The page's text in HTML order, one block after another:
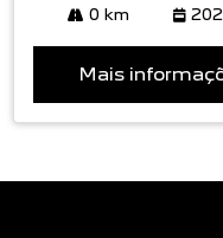
0 km
Mais